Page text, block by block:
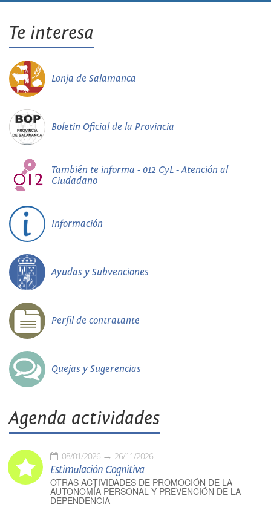
Te interesa
Lonja de Salamanca
Boletín Oficial de la Provincia
También te informa - 012 CyL - Atención al
Ciudadano
Información
Ayudas y Subvenciones
Perfil de contratante
Quejas y Sugerencias
Agenda actividades
08/01/2026 26/11/2026
Estimulación Cognitiva
OTRAS ACTIVIDADES DE PROMOCIÓN DE LA
AUTONOMÍA PERSONAL Y PREVENCIÓN DE LA
DEPENDENCIA